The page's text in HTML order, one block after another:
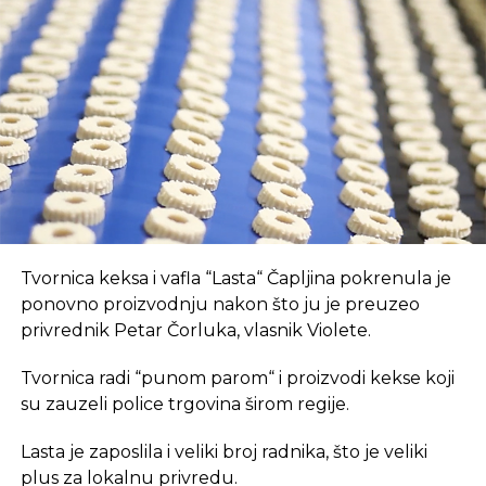
REKLAMA
SLIČNE TEME:
Prenatrpanost radnika u institucijama države
i entiteta
NE PROPUSTITE
Ukupan obim razmjene za prvi kvartal 865,5
miliona dolara
Prvo, oni pružaju brz internet i tehnološki
opremljen prostor, što je ključan preduvjet za
suvremeni način rada.
REKLAMA
U coworking prostoru, radnici su okruženi sličnim
profesionalcima, što potiče produktivnost i radnu
atmosferu koju je teško postići u kućnom
Dodatna prednost coworkinga je umrežavanje i
prostoru omogućava razmjenu ideja, kontakata i
suradnji, čime coworking prostor postaje inkubator
Tvornica keksa i vafla “Lasta“ Čapljina pokrenula je
ponovno proizvodnju nakon što ju je preuzeo
privrednik Petar Čorluka, vlasnik Violete.
Tvornica radi “punom parom“ i proizvodi kekse koji
su zauzeli police trgovina širom regije.
Lasta je zaposlila i veliki broj radnika, što je veliki
plus za lokalnu privredu.